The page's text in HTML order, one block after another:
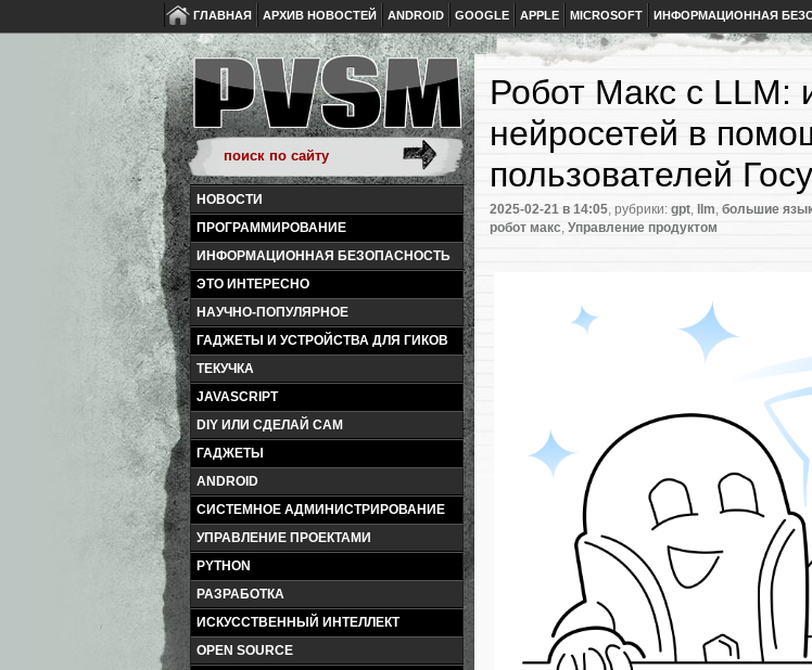
ГЛАВНАЯ АРХИВ НОВОСТЕЙ ANDROID GOOGLE APPLE MICROSOFT ИНФОРМАЦИОННАЯ
НОВОСТИ
ПРОГРАММИРОВАНИЕ
ИНФОРМАЦИОННАЯ БЕЗОПАСНОСТЬ
ЭТО ИНТЕРЕСНО
НАУЧНО-ПОПУЛЯРНОЕ
ГАДЖЕТЫ И УСТРОЙСТВА ДЛЯ ГИКОВ
ТЕКУЧКА
JAVASCRIPT
DIY ИЛИ СДЕЛАЙ САМ
ГАДЖЕТЫ
ANDROID
СИСТЕМНОЕ АДМИНИСТРИРОВАНИЕ
УПРАВЛЕНИЕ ПРОЕКТАМИ
PYTHON
РАЗРАБОТКА
ИСКУССТВЕННЫЙ ИНТЕЛЛЕКТ
OPEN SOURCE
Робот Макс с LLM:
нейросетей в
пользователей
2025-02-21 в 14:05, рубрики: gpt, llm, большие
робот макс, Управление продуктом